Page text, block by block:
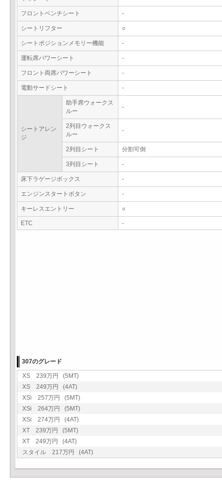
フロントベンチシート -
シートリフター ○
シートポジションメモリー機能 -
運転席パワーシート -
フロント両席パワーシート -
電動サードシート -
シートアレン
ジ
助手席ウォークス
ルー
-
2列目ウォークス
ルー
-
2列目シート 分割可倒
3列目シート -
床下ラゲージボックス -
エンジンスタートボタン -
キーレスエントリー ○
ETC -
307のグレード
XS 239万円 (5MT)
XS 249万円 (4AT)
XSi 257万円 (5MT)
XSi 264万円 (5MT)
XSi 274万円 (4AT)
XT 239万円 (5MT)
XT 249万円 (4AT)
スタイル 217万円 (4AT)